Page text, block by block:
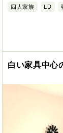
四人家族 LD
白い家具中心